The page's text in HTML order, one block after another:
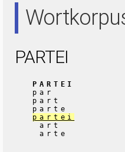
PARTEI
PARTEI
par
part
parte
partei
art
arte